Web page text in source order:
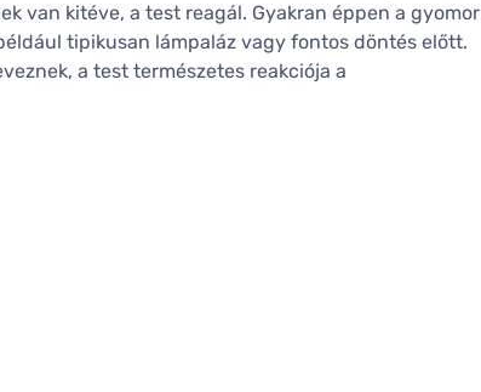
van kitéve, a test reagál. Gyakran éppen a gyomor
tipikusan lámpaláz vagy fontos döntés előtt.
a test természetes reakciója a